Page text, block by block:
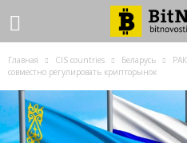
Главная CIS countries Беларусь
совместно регулировать крипторынок